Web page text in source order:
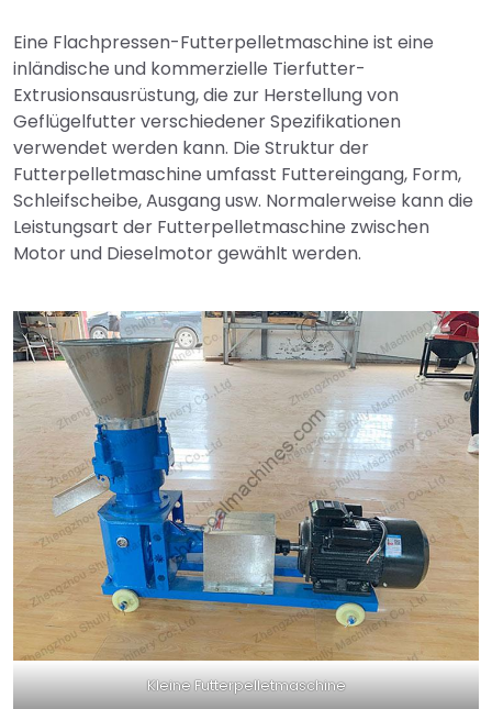
Eine Flachpressen-Futterpelletmaschine ist eine
inländische und kommerzielle Tierfutter-
Extrusionsausrüstung, die zur Herstellung von
Geflügelfutter verschiedener Spezifikationen
verwendet werden kann. Die Struktur der
Futterpelletmaschine umfasst Futtereingang, Form,
Schleifscheibe, Ausgang usw. Normalerweise kann die
Leistungsart der Futterpelletmaschine zwischen
Motor und Dieselmotor gewählt werden.
Kleine Futterpelletmaschine